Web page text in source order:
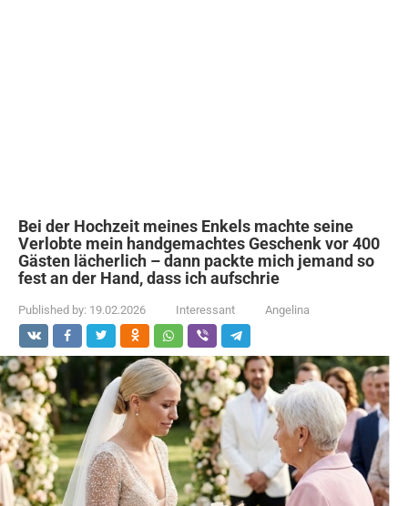
Bei der Hochzeit meines Enkels machte seine
Verlobte mein handgemachtes Geschenk vor 400
Gästen lächerlich – dann packte mich jemand so
fest an der Hand, dass ich aufschrie
Published by: 19.02.2026 Interessant Angelina